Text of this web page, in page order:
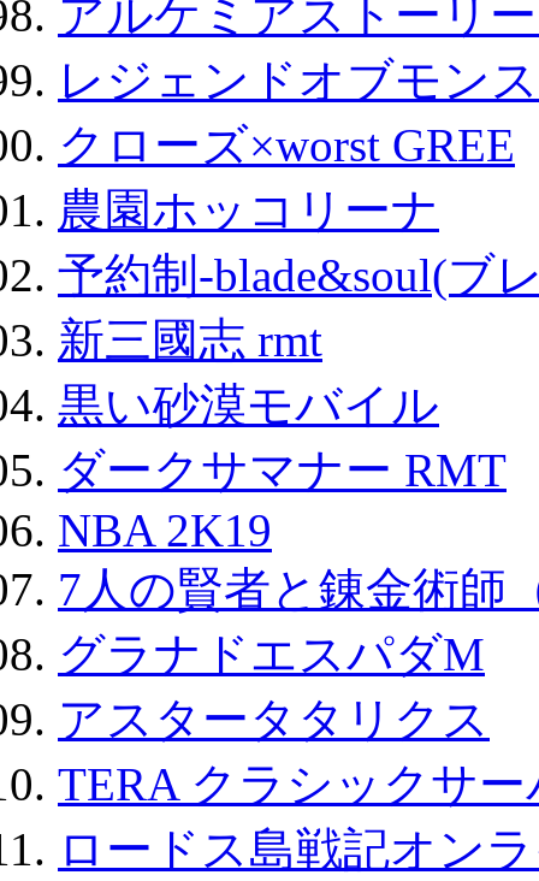
アルケミアストーリ
レジェンドオブモン
クローズ×worst GREE
農園ホッコリーナ
予約制-blade&soul(ブ
新三國志 rmt
黒い砂漠モバイル
ダークサマナー RMT
NBA 2K19
7人の賢者と錬金術師
グラナドエスパダM
アスタータタリクス
TERA クラシックサ
ロードス島戦記オン